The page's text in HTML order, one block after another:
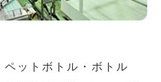
ットボトル・ボトル